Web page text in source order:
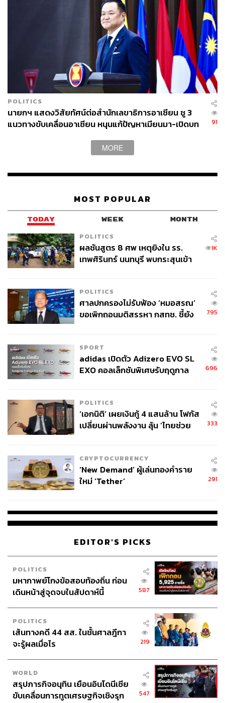
POLITICS
นายกฯ แสดงวิสัยทัศน์ต่อสำนักเลขาธิการอาเซียน ชู 3
แนวทางขับเคลื่อนอาเซียน หนุนแก้ปัญหาเมียนมา-เปิดบท
91
MORE
MOST POPULAR
TODAY WEEK MONTH
POLITICS
ผลชันสูตร 8 ศพ เหตุยิงใน รร.
เทพศิรินทร์ นนทบุรี พบกระสุนเข้า
1K
POLITICS
ศาลปกครองไม่รับฟ้อง ‘หมอสรณ’
ขอเพิกถอนมติสรรหา กสทช. ชี้ยัง
795
SPORT
adidas เปิดตัว Adizero EVO SL
EXO คอลเล็กชันพิเศษรับฤดูกาล
696
POLITICS
‘เอกนิติ’ เผยเงินกู้ 4 แสนล้าน โฟกัส
เปลี่ยนผ่านพลังงาน ลุ้น ‘ไทยช่วย
333
CRYPTOCURRENCY
‘New Demand’ ผู้เล่นทองคำราย
ใหม่ ‘Tether’
291
EDITOR'S PICKS
POLITICS
มหากาพย์โกงข้อสอบท้องถิ่น ก่อน
เดินหน้าสู่จุดจบในสัปดาห์นี้
587
POLITICS
เส้นทางคดี 44 สส. ในชั้นศาลฎีกา
จะรู้ผลเมื่อไร
219
WORLD
สรุปภารกิจอนุทิน เยือนอินโดนีเซีย
ขับเคลื่อนการทูตเศรษฐกิจเชิงรุก
547